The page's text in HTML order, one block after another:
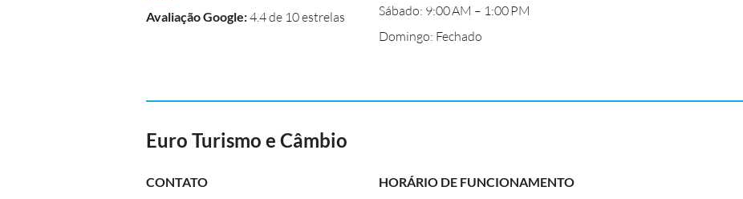
Avaliação Google:4.4 de 10 estrelas
Sábado: 9:00 AM – 1:00 PM
Domingo: Fechado
Euro Turismo e Câmbio
CONTATO HORÁRIO DE FUNCIONAMENTO